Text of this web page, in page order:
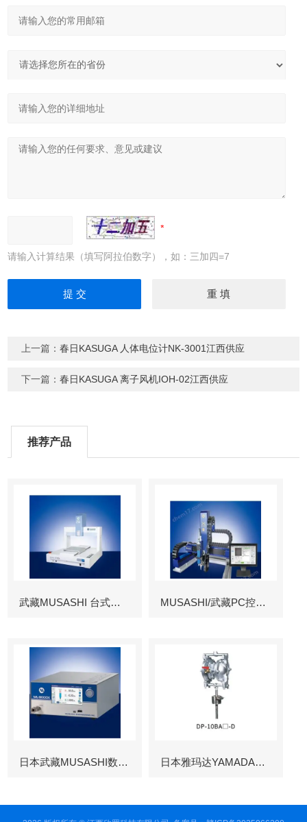
请输入计算结果（填写阿拉伯数字），如：三加四=7
上一篇：春日KASUGA 人体电位计NK-3001江西供应
下一篇：春日KASUGA 离子风机IOH-02江西供应
推荐产品
武藏MUSASHI 台式涂布机械臂 MUSASHI/武藏PC控制图像识别机械臂
日本武藏MUSASHI数字控制点胶机 日本雅玛达YAMADA往复泵